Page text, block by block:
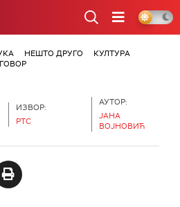
НЕШТО ДРУГО
КУЛТУРА
ИЗВОР:
РТС
АУТОР:
ЈАНА
ВОЈНОВИЋ